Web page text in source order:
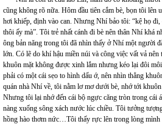
cũng không rõ nữa. Hôm đầu tiên cắm bè, bọn tôi lên
hơi khiếp, định vào can. Nhưng Nhí bảo tôi: “kệ họ
thôi ấy mà”. Tôi trẻ nhất cánh đi bè nên thân Nhí khá
ông bản năng trong tôi đã nhìn thấy ở Nhí một người
lớn. Có lẽ do khí hậu miền núi và công việc vất vả nên
khuôn mặt không được xinh lắm nhưng kéo lại đôi
phải có một cái sẹo to hình dấu ớ, nên nhìn thẳng
quán nhà Nhí về, tôi nằm lơ mơ dưới bè, nhớ tới khuôn
Nhưng tôi lại nhớ đến cái bộ ngực căng tròn trong cái
nàng xuống sông xách nước lúc chiều. Tôi tưởng
hồng hào thơm nức…Tôi thấy rực lên trong lòng mình